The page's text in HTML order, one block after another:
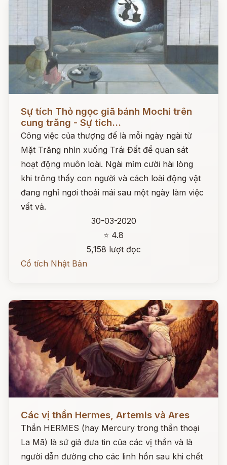
Sự tích Thỏ ngọc giã bánh Mochi trên
cung trăng - Sự tích...
Công việc của thượng đế là mỗi ngày ngài từ
Mặt Trăng nhìn xuống Trái Đất để quan sát
hoạt động muôn loài. Ngài mỉm cười hài lòng
khi trông thấy con người và cách loài động vật
đang nghỉ ngơi thoải mái sau một ngày làm việc
vất vả.
30-03-2020
⭐ 4.8
5,158 lượt đọc
Cổ tích Nhật Bản
Các vị thần Hermes, Artemis và Ares
Thần HERMES (hay Mercury trong thần thoại
La Mã) là sứ giả đưa tin của các vị thần và là
người dẫn đường cho các linh hồn sau khi chết